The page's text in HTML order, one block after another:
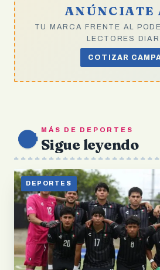
ANÚNCIATE
TU MARCA FRENTE AL
LECTORES
COTIZAR
MÁS DE DEPORTES
Sigue leyendo
DEPORTES